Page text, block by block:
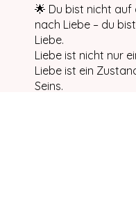
🌟 Du bist nicht auf
nach Liebe – du
Liebe.
Liebe ist nicht nur
Liebe ist ein
Seins.